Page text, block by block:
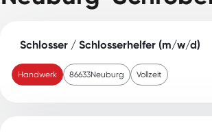
Schlosser / Schlosserhelfer (m/w/d)
Handwerk 86633Neuburg Vollzeit